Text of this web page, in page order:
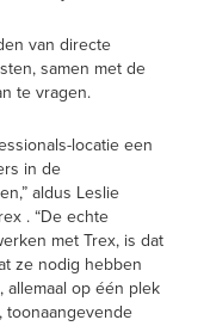
van directe
samen met de
te vragen.
locatie een
in de
aldus Leslie
. “De echte
met Trex, is dat
ze nodig hebben
op één plek